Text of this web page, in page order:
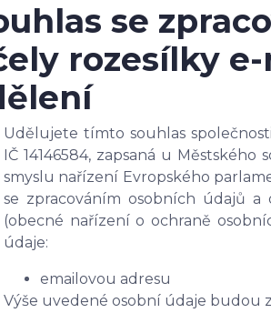
se
rozesílky
Udělujete tímto souhlas s
IČ 14146584, zapsaná u Městského
smyslu nařízení Evropského
se zpracováním osobních údajů
(obecné nařízení o ochraně
údaje:
emailovou adresu
Výše uvedené osobní údaje budou